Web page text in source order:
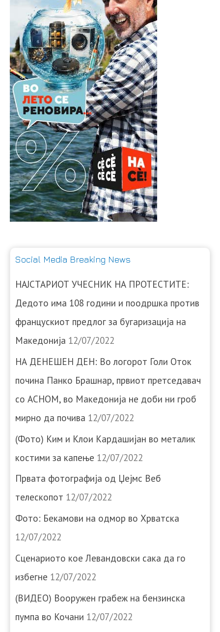
Social Media Breaking News
НАЈСТАРИОТ УЧЕСНИК НА ПРОТЕСТИТЕ:
Дедото има 108 години и поодршка против
францускиот предлог за бугаризација на
Македонија 12/07/2022
НА ДЕНЕШЕН ДЕН: Во логорот Голи Оток
почина Панко Брашнар, првиот претседавач
со АСНОМ, во Македонија не доби ни гроб
мирно да почива 12/07/2022
(Фото) Ким и Клои Кардашијан во металик
костими за капење 12/07/2022
Првата фотографија од Џејмс Веб
телескопот 12/07/2022
Фото: Бекамови на одмор во Хрватска
12/07/2022
Сценариото кое Левандовски сака да го
избегне 12/07/2022
(ВИДЕО) Вооружен грабеж на бензинска
пумпа во Кочани 12/07/2022